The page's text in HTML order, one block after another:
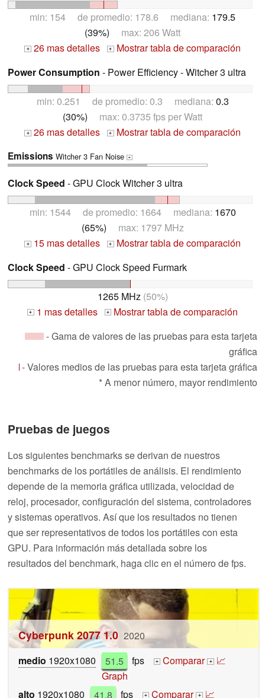
min: 154 de promedio: 178.6 mediana: 179.5
(39%) max: 206 Watt
+ 26 mas detalles + Mostrar tabla de comparación
Power Consumption - Power Efficiency - Witcher 3 ultra
min: 0.251 de promedio: 0.3 mediana: 0.3
(30%) max: 0.3735 fps per Watt
+ 26 mas detalles + Mostrar tabla de comparación
Emissions Witcher 3 Fan Noise +
Clock Speed - GPU Clock Witcher 3 ultra
min: 1544 de promedio: 1664 mediana: 1670
(65%) max: 1797 MHz
+ 15 mas detalles + Mostrar tabla de comparación
Clock Speed - GPU Clock Speed Furmark
1265 MHz (50%)
+ 1 mas detalles +
Mostrar tabla de comparación
- Gama de valores de las pruebas para esta tarjeta
gráfica
- Valores medios de las pruebas para esta tarjeta gráfica
* A menor número, mayor rendimiento
Pruebas de juegos
Los siguientes benchmarks se derivan de nuestros
benchmarks de los portátiles de análisis. El rendimiento
depende de la memoria gráfica utilizada, velocidad de
reloj, procesador, configuración del sistema, controladores
y sistemas operativos. Así que los resultados no tienen
que ser representativos de todos los portátiles con esta
GPU. Para información más detallada sobre los
resultados del benchmark, haga clic en el número de fps.
Cyberpunk 2077 1.0 2020
medio 1920x1080 51.5 fps + Comparar + 📈
Graph
alto 1920x1080 41.8 fps + Comparar + 📈